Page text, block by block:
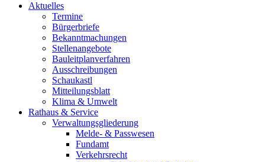
Aktuelles
Termine
Bürgerbriefe
Bekanntmachungen
Stellenangebote
Bauleitplanverfahren
Ausschreibungen
Schaukastl
Mitteilungsblatt
Klima & Umwelt
Rathaus & Service
Verwaltungsgliederung
Melde- & Passwesen
Fundamt
Verkehrsrecht